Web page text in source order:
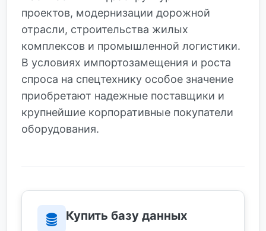
проектов, модернизации дорожной
отрасли, строительства жилых
комплексов и промышленной логистики.
В условиях импортозамещения и роста
спроса на спецтехнику особое значение
приобретают надежные поставщики и
крупнейшие корпоративные покупатели
оборудования.
Купить базу данных